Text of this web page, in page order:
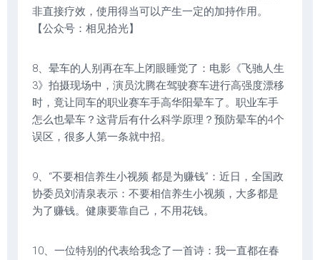
非直接疗效，使用得当可以产生一定的加持作用。
【公众号：相见拾光】
8、晕车的人别再在车上闭眼睡觉了：电影《飞驰人生
3》拍摄现场中，演员沈腾在驾驶赛车进行高强度漂移
时，竟让同车的职业赛车手高华阳晕车了。职业车手
怎么也晕车？这背后有什么科学原理？预防晕车的4个
误区，很多人第一条就中招。
9、“不要相信养生小视频 都是为赚钱”：近日，全国政
协委员刘清泉表示：不要相信养生小视频，大多都是
为了赚钱。健康要靠自己，不用花钱。
10、一位特别的代表给我念了一首诗：我一直都在春